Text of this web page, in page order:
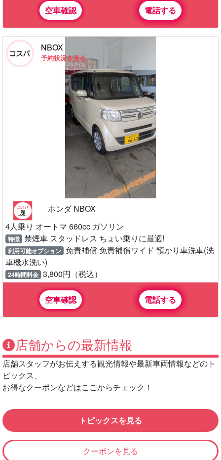
空車確認 電話する
NBOX
予約状況を見る
ホンダ NBOX
4人乗り オートマ 660cc ガソリン
特徴 禁煙車 スタッドレス ちょい乗りに最適!
利用可能オプション 免責補償 免責補償ワイド 預かり車洗車(洗
車機水洗い)
24時間料金 3,800円（税込）
空車確認 電話する
店舗からの最新情報
店舗スタッフがお伝えする観光情報や最新車両情報などのト
ピックス、
お得なクーポンなどはここからチェック！
トピックスを見る
クーポンを見る